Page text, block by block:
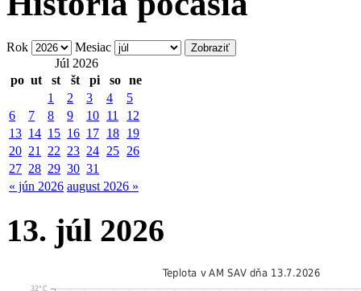
Rok
Mesiac
Júl 2026
po ut st št pi so ne
« jún 2026 august 2026 »
1 2 3 4
5
6
7 8 9 10 11
12
13 14 15 16 17 18 19
20 21 22 23 24 25 26
27 28 29 30 31
13. júl 2026